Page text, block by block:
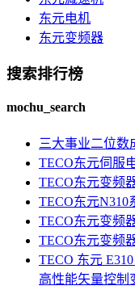
东元电机
东元变频器
搜索排行榜
mochu_search
三大事业二位数
TECO东元伺服
TECO东元变频
TECO东元N310
TECO东元变频
TECO东元变频
TECO 东元
高性能矢量控制